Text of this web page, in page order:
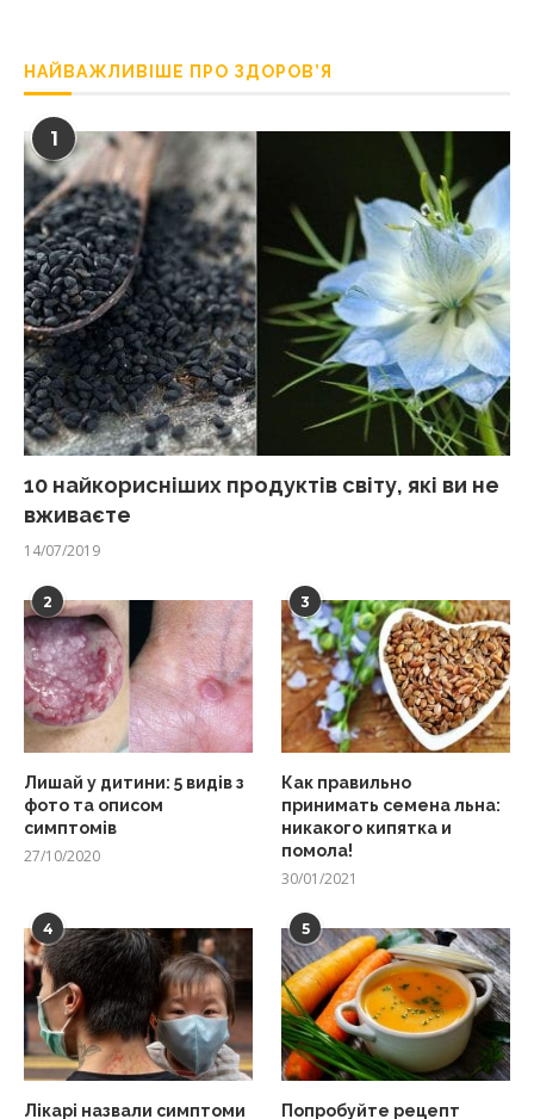
НАЙВАЖЛИВІШЕ ПРО ЗДОРОВ’Я
1
10 найкорисніших продуктів світу, які ви не
вживаєте
14/07/2019
2
Лишай у дитини: 5 видів з
фото та описом
симптомів
27/10/2020
3
Как правильно
принимать семена льна:
никакого кипятка и
помола!
30/01/2021
4
Лікарі назвали симптоми
5
Попробуйте рецепт